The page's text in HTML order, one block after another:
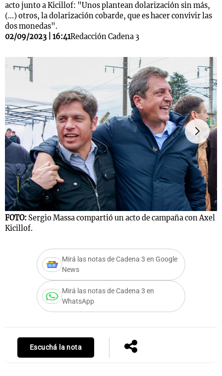
acto junto a Kicillof: "Unos plantean dolarización sin más,
(...) otros, la dolarización cobarde, que es hacer convivir las
dos monedas".
02/09/2023 | 16:41Redacción Cadena 3
FOTO: Sergio Massa compartió un acto de campaña con Axel
Kicillof.
Mirá las notas de Cadena 3 en Google
News
Mirá las notas de Cadena 3 en
WhatsApp
Escuchá la nota
Notas
Mundial 2026
Notas
La Sole en
Cadena 3